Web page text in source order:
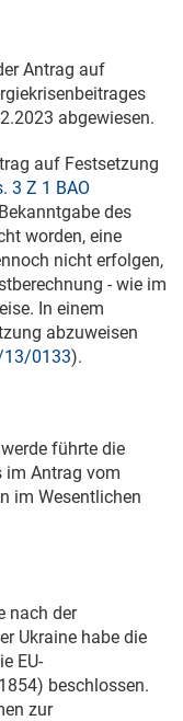
Antrag auf
abgewiesen.
auf Festsetzung
3 Z 1 BAO
des
worden, eine
nicht erfolgen,
- wie im
In einem
abzuweisen
13/0133).
führte die
im Antrag vom
im Wesentlichen
nach der
Ukraine habe die
EU-
) beschlossen.
zur